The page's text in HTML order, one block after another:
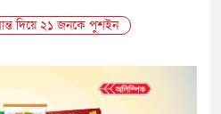
দিয়ে ২১ জনকে পুশইন